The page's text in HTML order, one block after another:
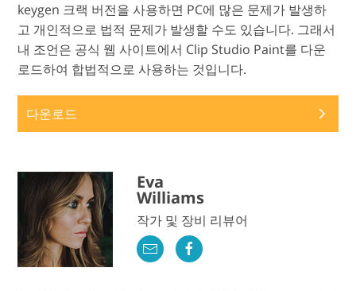
keygen 크랙 버전을 사용하면 PC에 많은 문제가 발생하
고 개인적으로 법적 문제가 발생할 수도 있습니다. 그래서
내 조언은 공식 웹 사이트에서 Clip Studio Paint를 다운
로드하여 합법적으로 사용하는 것입니다.
다운로드
Eva
Williams
작가 및 장비 리뷰어